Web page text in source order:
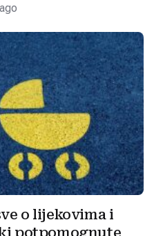
o lijekovima i